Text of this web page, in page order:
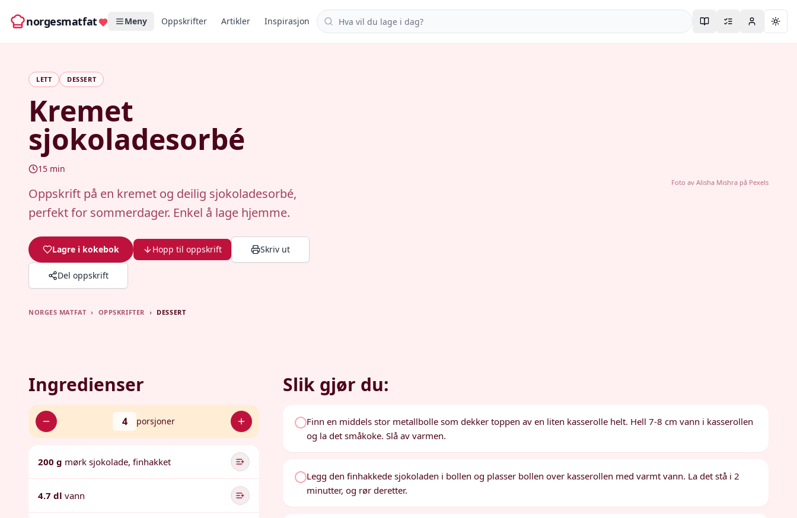
norgesmatfat Meny Oppskrifter Artikler Inspirasjon Søk i oppskrifter
LETT DESSERT
Kremet
sjokoladesorbé
15 min
Oppskrift på en kremet og deilig sjokoladesorbé,
perfekt for sommerdager. Enkel å lage hjemme.
Lagre i kokebok Hopp til oppskrift Skriv ut
Del oppskrift
Foto av Alisha Mishrapå Pexels
NORGES MATFAT › OPPSKRIFTER › DESSERT
Ingredienser
4 porsjoner
200 g mørk sjokolade, finhakket
4.7 dl vann
Slik gjør du:
Finn en middels stor metallbolle som dekker toppen av en liten kasserolle helt. Hell 7-8 cm vann i kasserollen
og la det småkoke. Slå av varmen.
Legg den finhakkede sjokoladen i bollen og plasser bollen over kasserollen med varmt vann. La det stå i 2
minutter, og rør deretter.